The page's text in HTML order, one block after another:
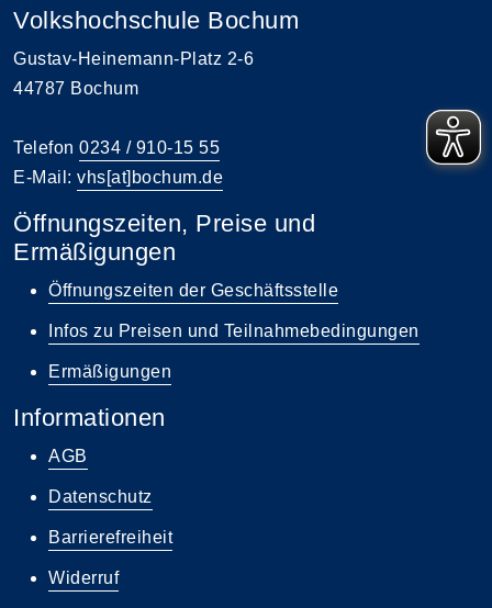
Volkshochschule Bochum
Gustav-Heinemann-Platz 2-6
44787 Bochum
Telefon 0234 / 910-15 55
E-Mail: vhs[at]bochum.de
Öffnungszeiten, Preise und
Ermäßigungen
Öffnungszeiten der Geschäftsstelle
Infos zu Preisen und Teilnahmebedingungen
Ermäßigungen
Informationen
AGB
Datenschutz
Barrierefreiheit
Widerruf